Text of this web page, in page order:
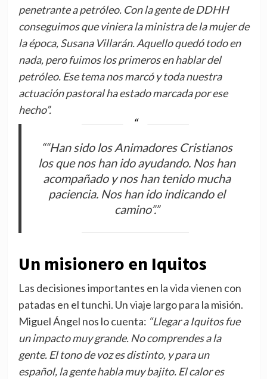
penetrante a petróleo. Con la gente de DDHH
conseguimos que viniera la ministra de la mujer de
la época, Susana Villarán. Aquello quedó todo en
nada, pero fuimos los primeros en hablar del
petróleo. Ese tema nos marcó y toda nuestra
actuación pastoral ha estado marcada por ese
hecho”.
““Han sido los Animadores Cristianos
los que nos han ido ayudando. Nos han
acompañado y nos han tenido mucha
paciencia. Nos han ido indicando el
camino”.”
Un misionero en Iquitos
Las decisiones importantes en la vida vienen con
patadas en el tunchi. Un viaje largo para la misión.
Miguel Ángel nos lo cuenta: “Llegar a Iquitos fue
un impacto muy grande. No comprendes a la
gente. El tono de voz es distinto, y para un
español, la gente habla muy bajito. El calor es